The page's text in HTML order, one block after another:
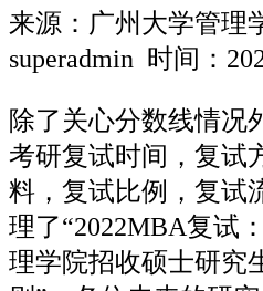
来源： 广州大学管理
superadmin 时间：
除了关心分数线情况
考研复试时间，复试
料，复试比例，复试
理了“2022MBA复试
理学院招收硕士研究